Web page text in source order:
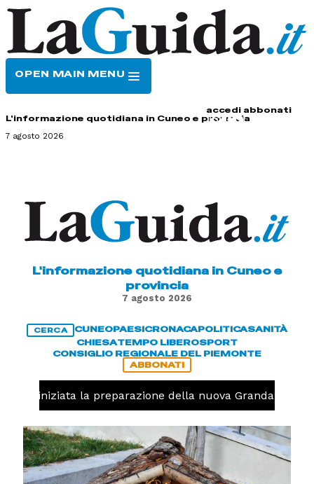
OPEN MAIN MENU
accedi abbonati
L'informazione quotidiana in Cuneo e provincia
7 agosto 2026
L'informazione quotidiana in Cuneo e
provincia
7 agosto 2026
CERCA CUNEOPAESICRONACAPOLITICASANITÀ
CHIESATEMPO LIBEROSPORT
CONSIGLIO REGIONALE DEL PIEMONTE
ABBONATI
iniziata la preparazione della nuova Granda Volley